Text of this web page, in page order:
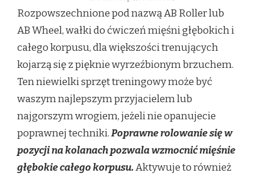
Rozpowszechnione pod nazwą AB Roller lub
AB Wheel, wałki do ćwiczeń mięśni głębokich i
całego korpusu, dla większości trenujących
kojarzą się z pięknie wyrzeźbionym brzuchem.
Ten niewielki sprzęt treningowy może być
waszym najlepszym przyjacielem lub
najgorszym wrogiem, jeżeli nie opanujecie
poprawnej techniki.Poprawne rolowanie się w
pozycji na kolanach pozwala wzmocnić mięśnie
głębokie całego korpusu.Aktywuje to również